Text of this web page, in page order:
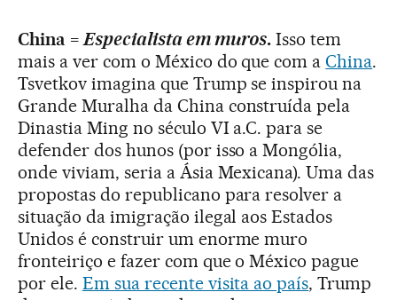
China = Especialista em muros. Isso tem
mais a ver com o México do que com aChina.
Tsvetkov imagina que Trump se inspirou na
Grande Muralha da China construída pela
Dinastia Ming no século VI a.C. para se
defender dos hunos (por isso a Mongólia,
onde viviam, seria a Ásia Mexicana). Uma das
propostas do republicano para resolver a
situação da imigração ilegal aos Estados
Unidos é construir um enorme muro
fronteiriço e fazer com que o México pague
por ele. Em sua recente visita ao país, Trump